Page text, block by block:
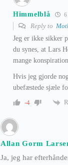
Himmelblå 6
Reply to
Jeg er ikke sikker
du synes, at Lars
mange
Hvis jeg gjorde
ubefæstede sjæle
-4
Allan Gorm
Ja, jeg har